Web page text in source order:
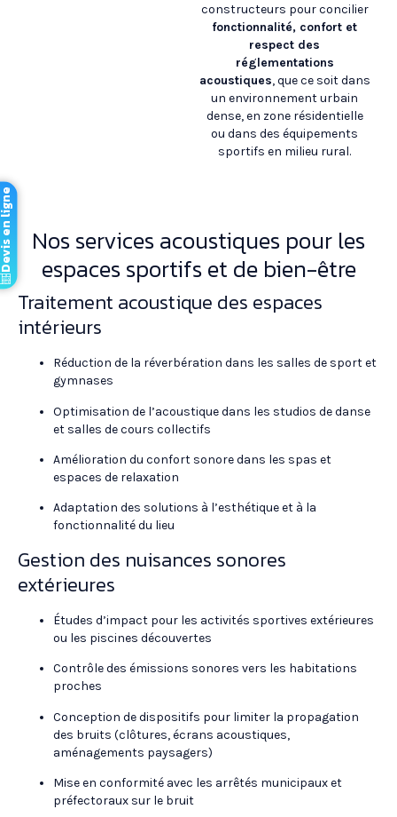
constructeurs pour concilier
fonctionnalité, confort et
respect des
réglementations
acoustiques, que ce soit dans
un environnement urbain
dense, en zone résidentielle
ou dans des équipements
sportifs en milieu rural.
Nos services acoustiques pour les
espaces sportifs et de bien-être
Traitement acoustique des espaces
intérieurs
Réduction de la réverbération dans les salles de sport et
gymnases
Optimisation de l’acoustique dans les studios de danse
et salles de cours collectifs
Amélioration du confort sonore dans les spas et
espaces de relaxation
Adaptation des solutions à l’esthétique et à la
fonctionnalité du lieu
Gestion des nuisances sonores
extérieures
Études d’impact pour les activités sportives extérieures
ou les piscines découvertes
Contrôle des émissions sonores vers les habitations
proches
Conception de dispositifs pour limiter la propagation
des bruits (clôtures, écrans acoustiques,
aménagements paysagers)
Mise en conformité avec les arrêtés municipaux et
préfectoraux sur le bruit
ligne